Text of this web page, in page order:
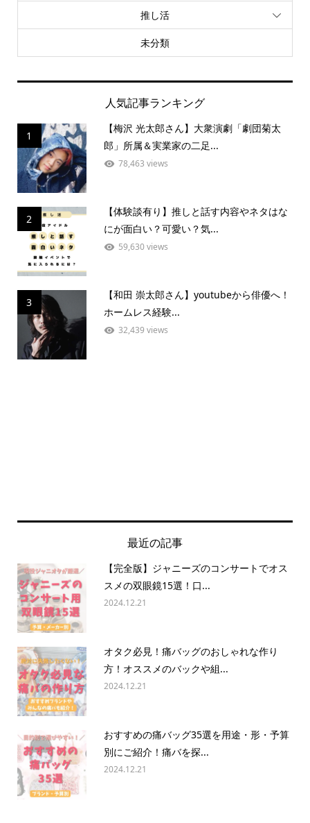
推し活
未分類
人気記事ランキング
1
【梅沢 光太郎さん】大衆演劇「劇団菊太
郎」所属＆実業家の二足...
78,463 views
2
【体験談有り】推しと話す内容やネタはな
にが面白い？可愛い？気...
59,630 views
3
【和田 崇太郎さん】youtubeから俳優へ！
ホームレス経験...
32,439 views
最近の記事
【完全版】ジャニーズのコンサートでオス
スメの双眼鏡15選！口...
2024.12.21
オタク必見！痛バッグのおしゃれな作り
方！オススメのバックや組...
2024.12.21
おすすめの痛バッグ35選を用途・形・予算
別にご紹介！痛バを探...
2024.12.21